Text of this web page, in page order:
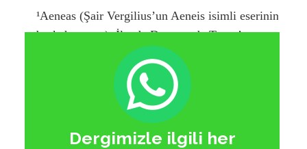
¹Aeneas (Şair Vergilius’un Aeneis isimli eserinin
başkahramanı): İlyada Destanında Troya’nın
kahramanlarından biridir. Troya düştükten sonra
şehirden kaçıp yeni bir yurt arayan Troyalılara
önderlik eder. Bu arayışın sonucunda Roma’yı kurar.
Roma'nın millî kahramanı ve İmparator Augustus’un
atası sayılır. Dergimizle ilgili her